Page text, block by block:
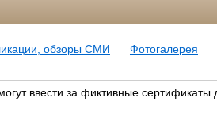
обзоры СМИ Фотогалерея
ввести за фиктивные сертификаты